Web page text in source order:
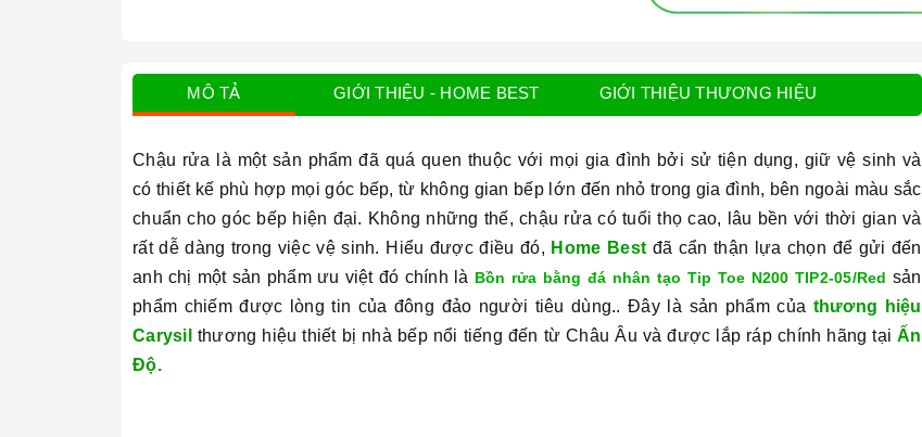
MÔ TẢ GIỚI THIỆU - HOME BEST GIỚI THIỆU THƯƠNG HIỆU
Chậu rửa là một sản phẩm đã quá quen thuộc với mọi gia đình bởi sử tiện dụng, giữ vệ sinh và
có thiết kế phù hợp mọi góc bếp, từ không gian bếp lớn đến nhỏ trong gia đình, bên ngoài màu sắc
chuẩn cho góc bếp hiện đại. Không những thế, chậu rửa có tuổi thọ cao, lâu bền với thời gian và
rất dễ dàng trong việc vệ sinh. Hiểu được điều đó, Home Best đã cẩn thận lựa chọn để gửi đến
anh chị một sản phẩm ưu việt đó chính là Bồn rửa bằng đá nhân tạo Tip Toe N200 TIP2-05/Red sản
phẩm chiếm được lòng tin của đông đảo người tiêu dùng.. Đây là sản phẩm của thương hiệu
Carysil thương hiệu thiết bị nhà bếp nổi tiếng đến từ Châu Âu và được lắp ráp chính hãng tạiẤn
Độ.